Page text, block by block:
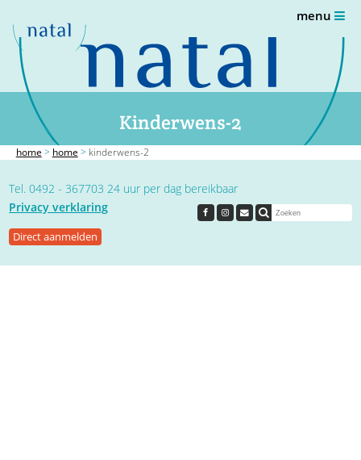
Kinderwens-2
menu
home > home > kinderwens-2
Tel. 0492 - 367703 24 uur per dag bereikbaar
Privacy verklaring
Direct aanmelden